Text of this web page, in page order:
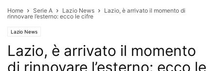
Home Serie A Lazio News
Lazio, è arrivato il momento di
rinnovare l’esterno: ecco le cifre
Lazio News
Lazio, è arrivato il momento
di rinnovare l’esterno: ecco le